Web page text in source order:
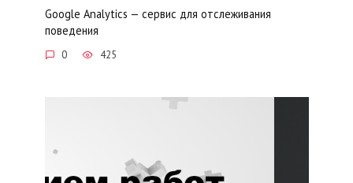
Google Analytics — сервис для отслеживания
поведения
0 425